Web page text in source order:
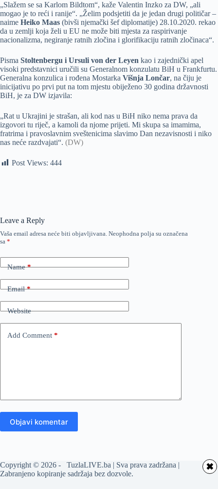
„Slažem se sa Karlom Bildtom“, kaže Valentin Inzko za DW, „ali
mogao je to reći i ranije“. „Želim podsjetiti da je jedan drugi političar –
naime Heiko Maas (bivši njemački šef diplomatije) 28.10.2020. rekao
da u zemlji koja želi u EU ne može biti mjesta za raspirivanje
nacionalizma, negiranje ratnih zločina i glorifikaciju ratnih zločinaca“.
Pisma Stoltenbergu i Ursuli von der Leyen kao i zajednički apel
visoki predstavnici uručili su Generalnom konzulatu BiH u Frankfurtu.
Generalna konzulica i rođena Mostarka Višnja Lončar, na čiju je
inicijativu po prvi put na tom mjestu obiježeno 30 godina državnosti
BiH, je za DW izjavila:
„Rat u Ukrajini je strašan, ali kod nas u BiH niko nema prava da
izgovori tu riječ, a kamoli da njome prijeti. Mi skupa sa imamima,
fratrima i pravoslavnim sveštenicima slavimo Dan nezavisnosti i niko
nas neće razdvajati“. (DW)
Post Views: 444
Leave a Reply
Vaša email adresa neće biti objavljivana. Neophodna polja su označena
sa *
Name*
Email*
Website
Add Comment *
Objavi komentar
Copyright © 2026 - TuzlaLIVE.ba | Sva prava zadržana |
Zabranjeno kopiranje sadržaja bez dozvole.
✖